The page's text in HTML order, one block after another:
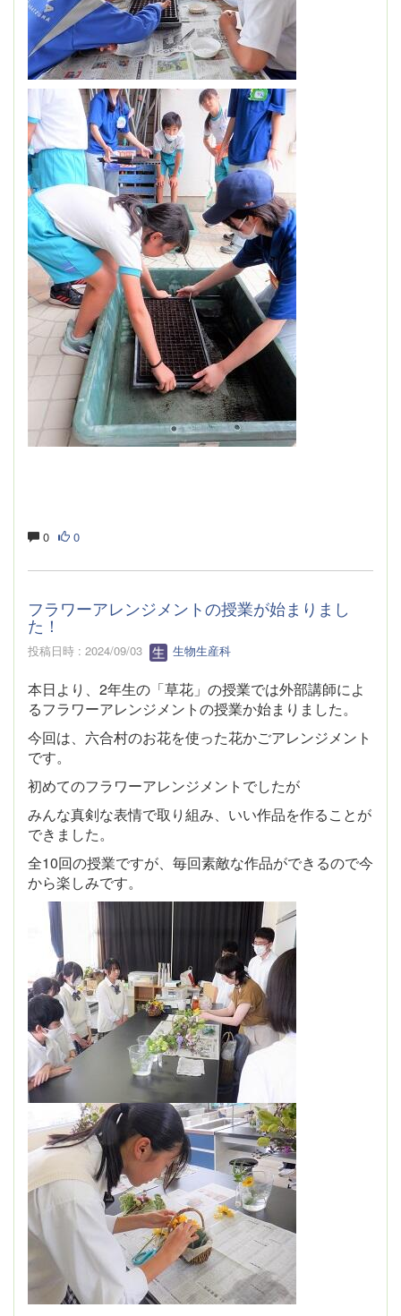
0 0
フラワーアレンジメントの授業が始まりまし
た！
投稿日時 : 2024/09/03 生物生産科
本日より、2年生の「草花」の授業では外部講師によ
るフラワーアレンジメントの授業か始まりました。
今回は、六合村のお花を使った花かごアレンジメント
です。
初めてのフラワーアレンジメントでしたが
みんな真剣な表情で取り組み、いい作品を作ることが
できました。
全10回の授業ですが、毎回素敵な作品ができるので今
から楽しみです。